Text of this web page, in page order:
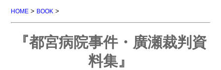
HOME > BOOK >
『都宮病院事件・廣瀬裁判資
料集』